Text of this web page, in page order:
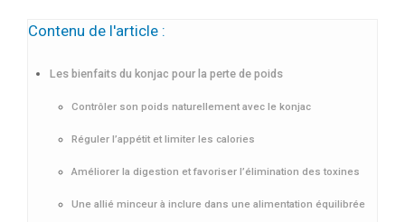
Contenu de l'article :
Les bienfaits du konjac pour la perte de poids
Contrôler son poids naturellement avec le konjac
Réguler l’appétit et limiter les calories
Améliorer la digestion et favoriser l’élimination des toxines
Une allié minceur à inclure dans une alimentation équilibrée